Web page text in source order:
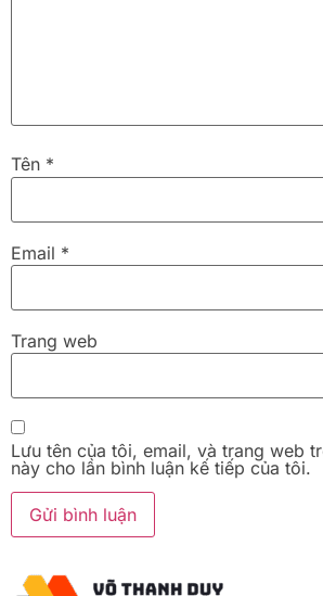
Tên *
Email *
Trang web
Lưu tên của tôi, email, và trang web
này cho lần bình luận kế tiếp của tôi.